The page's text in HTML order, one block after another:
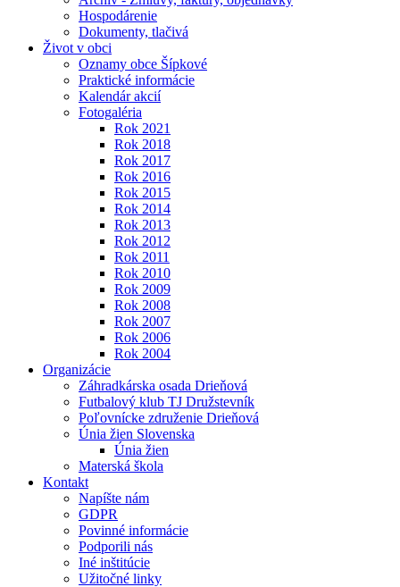
Hospodárenie
Dokumenty, tlačivá
Život v obci
Oznamy obce Šípkové
Praktické informácie
Kalendár akcií
Fotogaléria
Rok 2021
Rok 2018
Rok 2017
Rok 2016
Rok 2015
Rok 2014
Rok 2013
Rok 2012
Rok 2011
Rok 2010
Rok 2009
Rok 2008
Rok 2007
Rok 2006
Rok 2004
Organizácie
Záhradkárska osada Drieňová
Futbalový klub TJ Družstevník
Poľovnícke združenie Drieňová
Únia žien Slovenska
Únia žien
Materská škola
Kontakt
Napíšte nám
GDPR
Povinné informácie
Podporili nás
Iné inštitúcie
Užitočné linky